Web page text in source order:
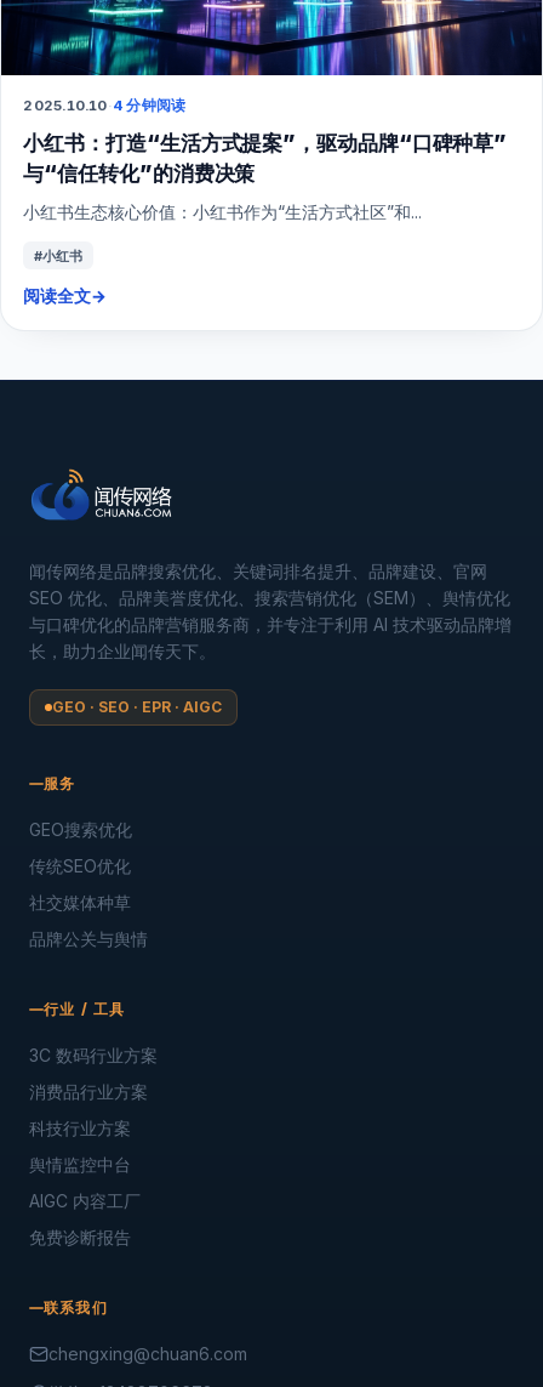
2025.10.10·4 分钟阅读
小红书：打造“生活方式提案”，驱动品牌“口碑种草”
与“信任转化”的消费决策
小红书生态核心价值：小红书作为“生活方式社区”和...
#小红书
阅读全文→
闻传网络是品牌搜索优化、关键词排名提升、品牌建设、官网
SEO 优化、品牌美誉度优化、搜索营销优化（SEM）、舆情优化
与口碑优化的品牌营销服务商，并专注于利用 AI 技术驱动品牌增
长，助力企业闻传天下。
GEO · SEO · EPR · AIGC
服务
GEO搜索优化
传统SEO优化
社交媒体种草
品牌公关与舆情
行业 / 工具
3C 数码行业方案
消费品行业方案
科技行业方案
舆情监控中台
AIGC 内容工厂
免费诊断报告
联系我们
chengxing@chuan6.com